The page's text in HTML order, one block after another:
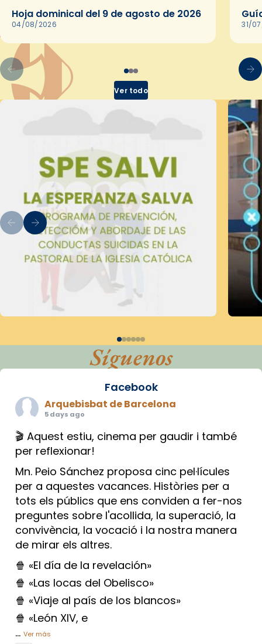
Hoja dominical del 9 de agosto de 2026
04/08/2026 31/
Ver todo
Síguenos
Facebook
Arquebisbat de Barcelona
5 days ago
🎬 Aquest estiu, cinema per gaudir i també
per reflexionar!
Mn. Peio Sánchez proposa cinc pel·lícules
per a aquestes vacances. Històries per a
tots els públics que ens conviden a fer-nos
preguntes sobre l'acollida, la superació, la
convivència, la vocació i la nostra manera
de mirar els altres.
🍿 «El día de la revelación»
🍿 «Las locas del Obelisco»
🍿 «Viaje al país de los blancos»
🍿 «León XIV, e
... Ver más